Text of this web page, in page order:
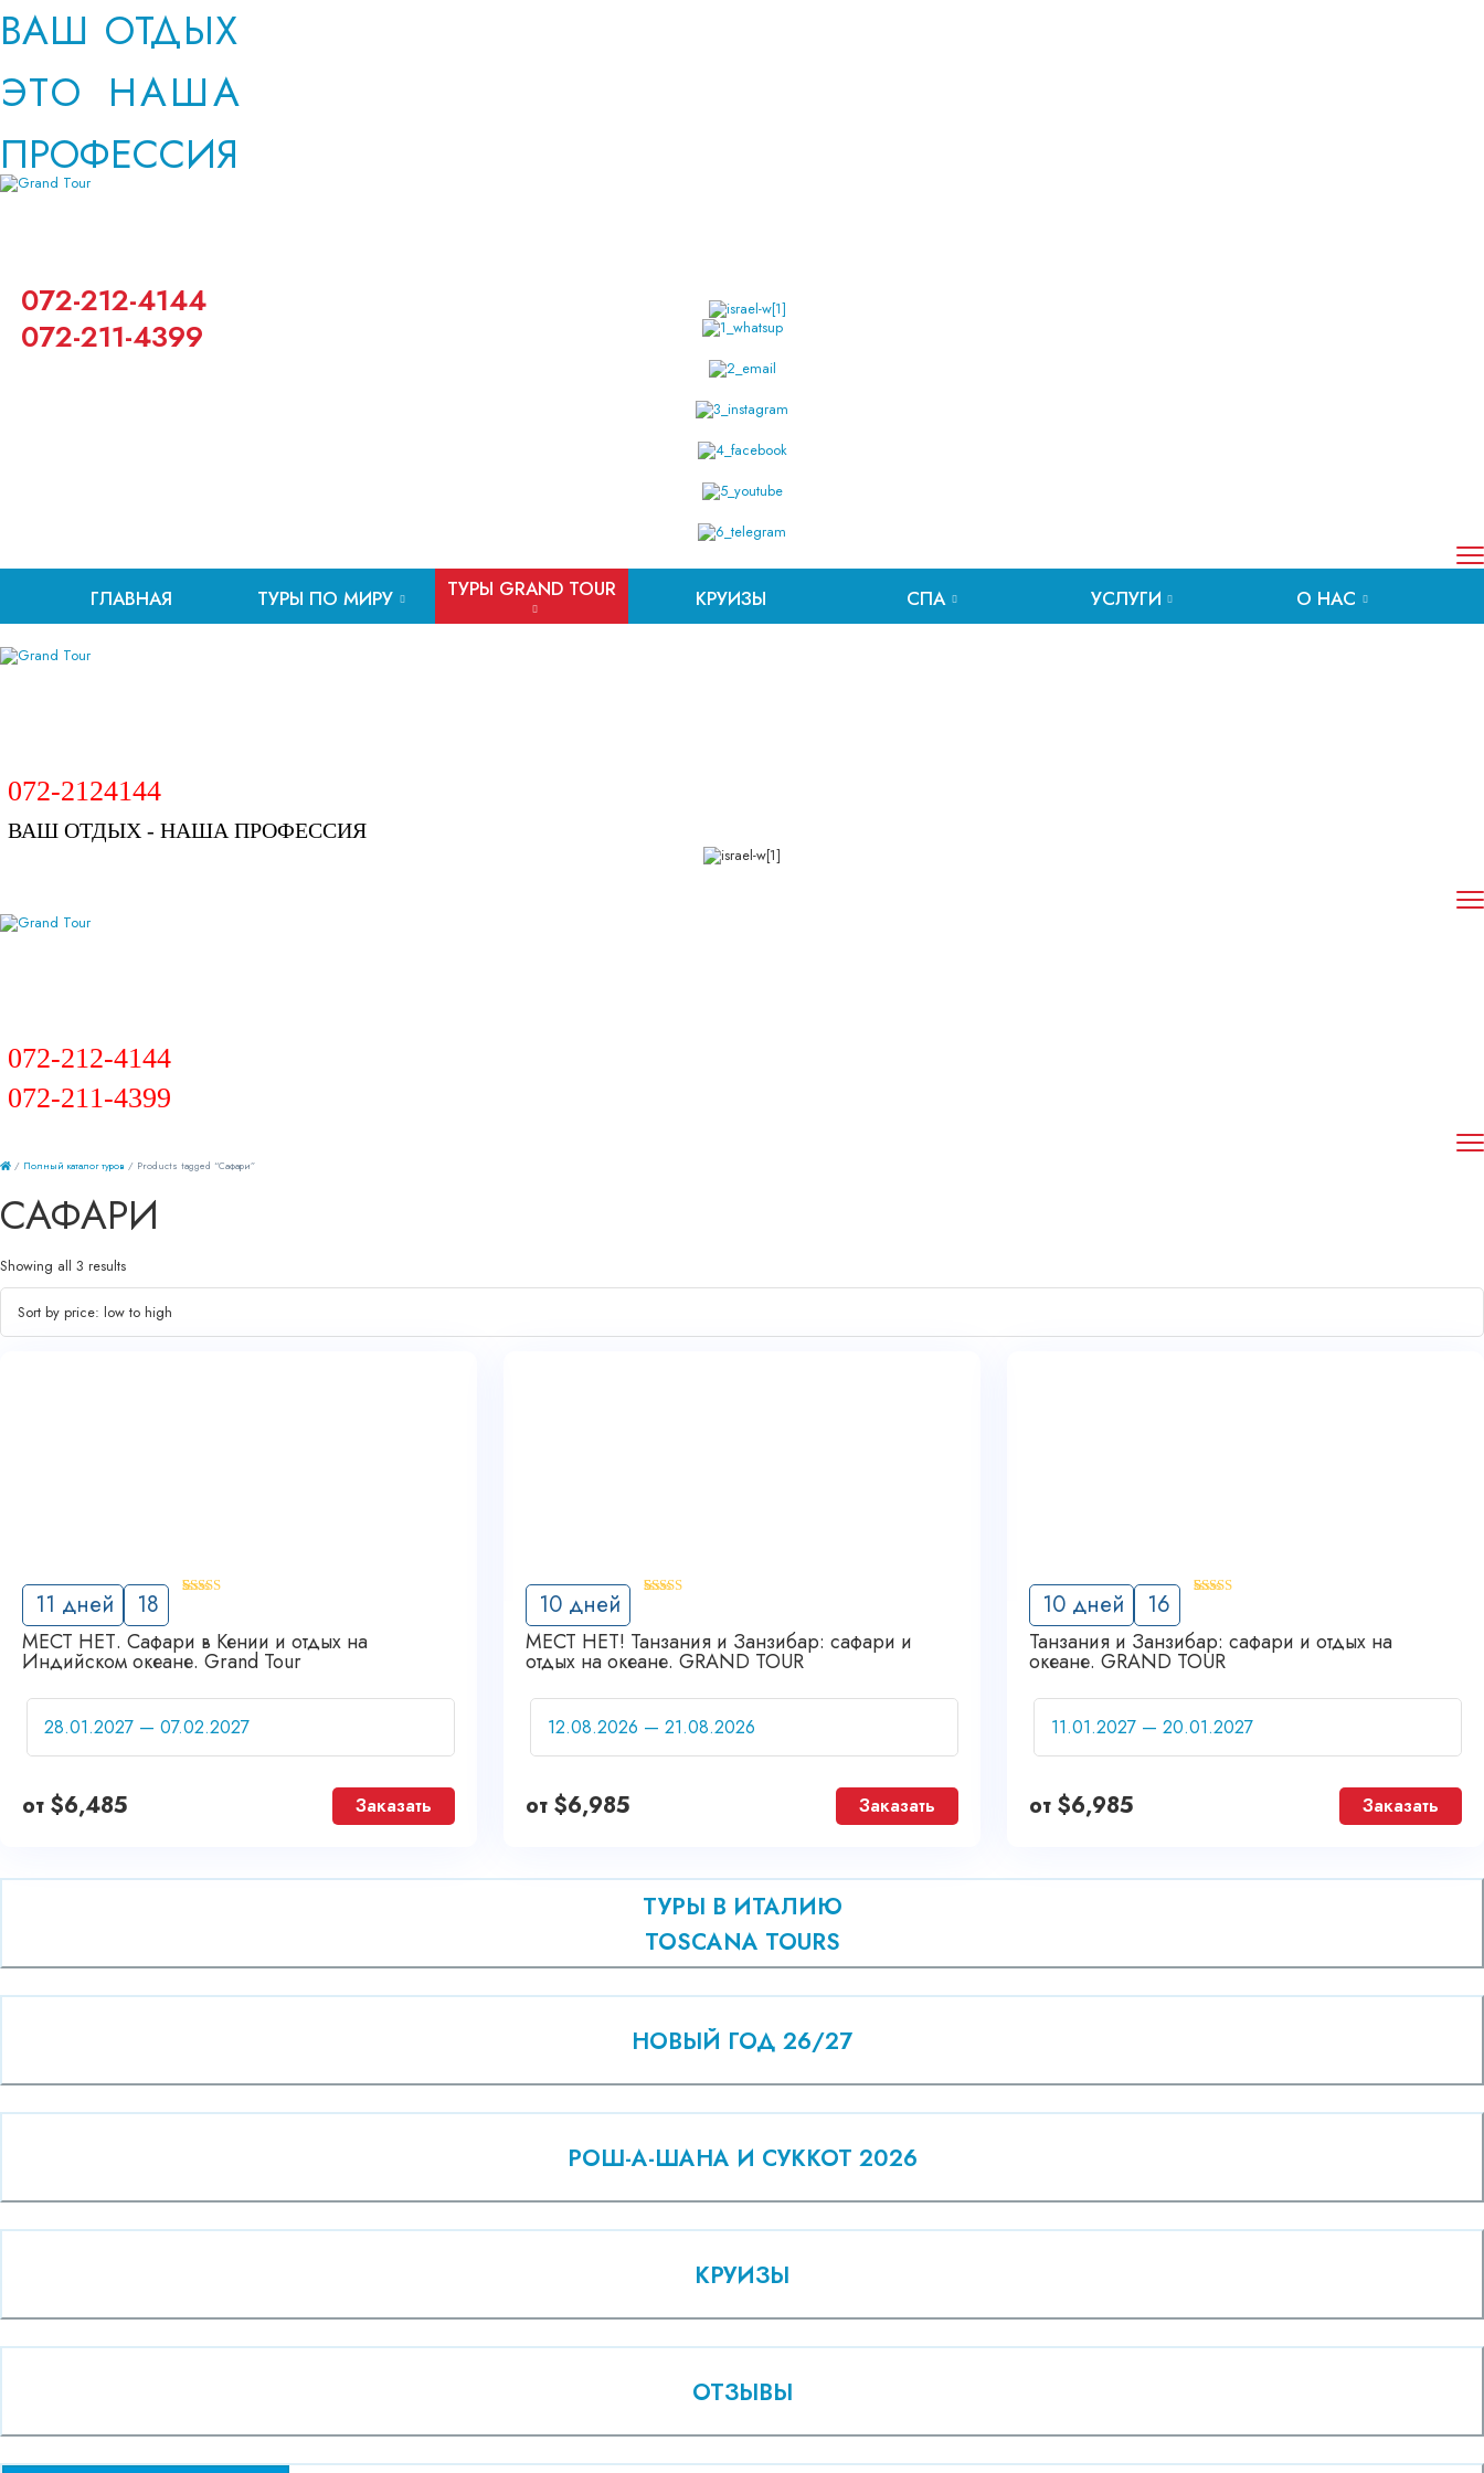
ВАШ ОТДЫХ
ЭТО НАША
ПРОФЕССИЯ
072-212-4144
072-211-4399
ГЛАВНАЯ ТУРЫ ПО МИРУ ТУРЫ GRAND TOUR КРУИЗЫ СПА УСЛУГИ О НАС
072-2124144
ВАШ ОТДЫХ - НАША ПРОФЕССИЯ
072-212-4144
072-211-4399
/ Полный каталог туров / Products tagged “Сафари”
САФАРИ
Showing all 3 results
11 дней 18
'
МЕСТ НЕТ. Сафари в Кении и отдых на
Индийском океане. Grand Tour
от $6,485 Заказать
10 дней
'
МЕСТ НЕТ! Танзания и Занзибар: cафари и
отдых на океане. GRAND TOUR
от $6,985 Заказать
10 дней 16
'
Танзания и Занзибар: cафари и отдых на
океане. GRAND TOUR
от $6,985 Заказать
ТУРЫ В ИТАЛИЮ
TOSCANA TOURS
НОВЫЙ ГОД 26/27
РОШ-А-ШАНА И СУККОТ 2026
КРУИЗЫ
ОТЗЫВЫ